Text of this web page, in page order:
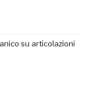
su articolazioni